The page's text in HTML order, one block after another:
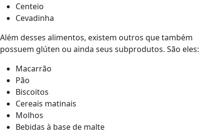
Centeio
Cevadinha
Além desses alimentos, existem outros que também
possuem glúten ou ainda seus subprodutos. São eles:
Macarrão
Pão
Biscoitos
Cereais matinais
Molhos
Bebidas à base de malte